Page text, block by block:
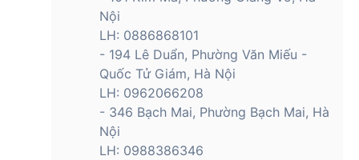
Nội
LH: 0886868101
- 194 Lê Duẩn, Phường Văn Miếu -
Quốc Tử Giám, Hà Nội
LH: 0962066208
- 346 Bạch Mai, Phường Bạch Mai, Hà
Nội
LH: 0988386346